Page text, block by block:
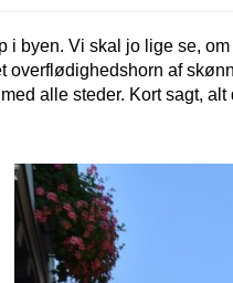
byen. Vi skal jo lige se,
overflødighedshorn af
alle steder. Kort sagt, alt